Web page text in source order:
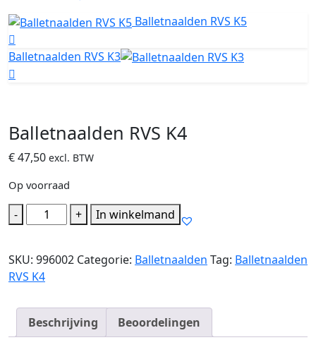
Balletnaalden RVS K5
Balletnaalden RVS K3
Balletnaalden RVS K4
€47,50 excl. BTW
Op voorraad
-
Balletnaalden
RVS
hoeveelheid
+ In winkelmand
SKU: 996002 Categorie: Balletnaalden Tag: Balletnaalden
RVS K4
Beschrijving Beoordelingen